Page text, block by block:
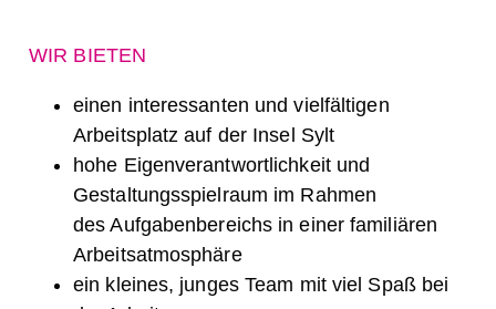
WIR BIETEN
einen interessanten und vielfältigen
Arbeitsplatz auf der Insel Sylt
hohe Eigenverantwortlichkeit und
Gestaltungsspielraum im Rahmen
des Aufgabenbereichs in einer familiären
Arbeitsatmosphäre
ein kleines, junges Team mit viel Spaß bei